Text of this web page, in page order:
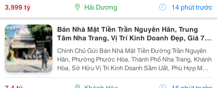
3,999 tỷ Hải Dương 14 phút trước
Bán Nhà Mặt Tiền Trần Nguyên Hãn, Trung
Tâm Nha Trang, Vị Trí Kinh Doanh Đẹp, Giá 7,4
Tỷ
Chính Chủ Gửi Bán Nhà Mặt Tiền Đường Trần Nguyên
Hãn, Phường Phước Hòa, Thành Phố Nha Trang, Khánh
Hòa, Sở Hữu Vị Trí Kinh Doanh Sầm Uất, Phù Hợp Mở
Cửa Hàng, Văn Phòng, Showroom Hoặc Đầu Tư Cho
Thuê Lâu Dài. Thông Tin Chi Tiết. - Địa Chỉ: Số...